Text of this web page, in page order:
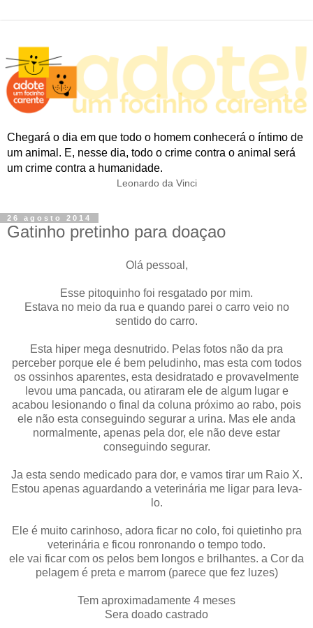
Chegará o dia em que todo o homem conhecerá o íntimo de
um animal. E, nesse dia, todo o crime contra o animal será
um crime contra a humanidade.
Leonardo da Vinci
26 agosto 2014
Gatinho pretinho para doaçao
Olá pessoal,
Esse pitoquinho foi resgatado por mim.
Estava no meio da rua e quando parei o carro veio no
sentido do carro.
Esta hiper mega desnutrido. Pelas fotos não da pra
perceber porque ele é bem peludinho, mas esta com todos
os ossinhos aparentes, esta desidratado e provavelmente
levou uma pancada, ou atiraram ele de algum lugar e
acabou lesionando o final da coluna próximo ao rabo, pois
ele não esta conseguindo segurar a urina. Mas ele anda
normalmente, apenas pela dor, ele não deve estar
conseguindo segurar.
Ja esta sendo medicado para dor, e vamos tirar um Raio X.
Estou apenas aguardando a veterinária me ligar para leva-
lo.
Ele é muito carinhoso, adora ficar no colo, foi quietinho pra
veterinária e ficou ronronando o tempo todo.
ele vai ficar com os pelos bem longos e brilhantes. a Cor da
pelagem é preta e marrom (parece que fez luzes)
Tem aproximadamente 4 meses
Sera doado castrado